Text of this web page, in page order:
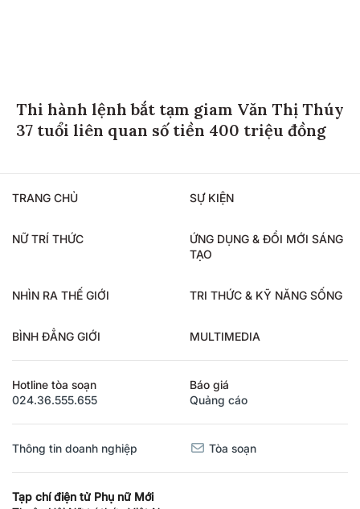
Thi hành lệnh bắt tạm giam Văn Thị Thúy
37 tuổi liên quan số tiền 400 triệu đồng
TRANG CHỦ SỰ KIỆN
NỮ TRÍ THỨC
ỨNG DỤNG & ĐỔI MỚI SÁNG
TẠO
NHÌN RA THẾ GIỚI TRI THỨC & KỸ NĂNG SỐNG
BÌNH ĐẲNG GIỚI MULTIMEDIA
Hotline tòa soạn
024.36.555.655
Báo giá
Quảng cáo
Thông tin doanh nghiệp Tòa soạn
Tạp chí điện tử Phụ nữ Mới